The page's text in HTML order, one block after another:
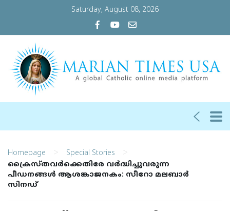
Saturday, August 08, 2026
Homepage > Special Stories >
ക്രൈസ്തവർക്കെതിരേ വർദ്ധിച്ചുവരുന്ന
പീഡനങ്ങൾ ആശങ്കാജനകം: സീറോ മലബാർ
സിനഡ്